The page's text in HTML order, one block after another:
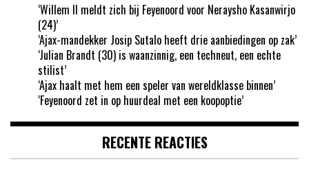
‘Willem II meldt zich bij Feyenoord voor Neraysho Kasanwirjo
(24)’
‘Ajax-mandekker Josip Sutalo heeft drie aanbiedingen op zak’
‘Julian Brandt (30) is waanzinnig, een techneut, een echte
stilist’
‘Ajax haalt met hem een speler van wereldklasse binnen’
‘Feyenoord zet in op huurdeal met een koopoptie’
RECENTE REACTIES